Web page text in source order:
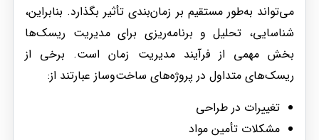
می‌تواند به‌طور مستقیم بر زمان‌بندی تأثیر بگذارد. بنابراین،
شناسایی، تحلیل و برنامه‌ریزی برای مدیریت ریسک‌ها
بخش مهمی از فرآیند مدیریت زمان است. برخی از
ریسک‌های متداول در پروژه‌های ساخت‌وساز عبارتند از:
تغییرات در طراحی
مشکلات تأمین مواد